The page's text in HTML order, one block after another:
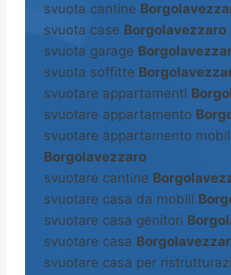
svuota cantine
svuota case Borgolavezzaro
svuota garage
svuota soffitte
svuotare appartamenti
svuotare appartamento
svuotare appartamento
Borgolavezzaro
svuotare cantine
svuotare casa da mobili
svuotare casa genitori
svuotare casa
svuotare casa per